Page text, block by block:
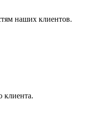
наших клиентов.
клиента.